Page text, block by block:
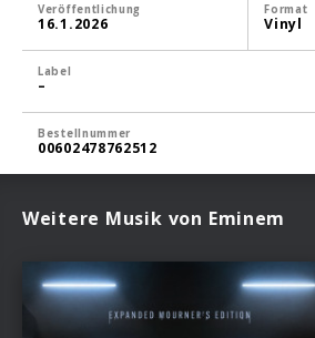
Veröffentlichung
16.1.2026
Format
Vinyl
Label
–
Bestellnummer
00602478762512
Weitere Musik von Eminem